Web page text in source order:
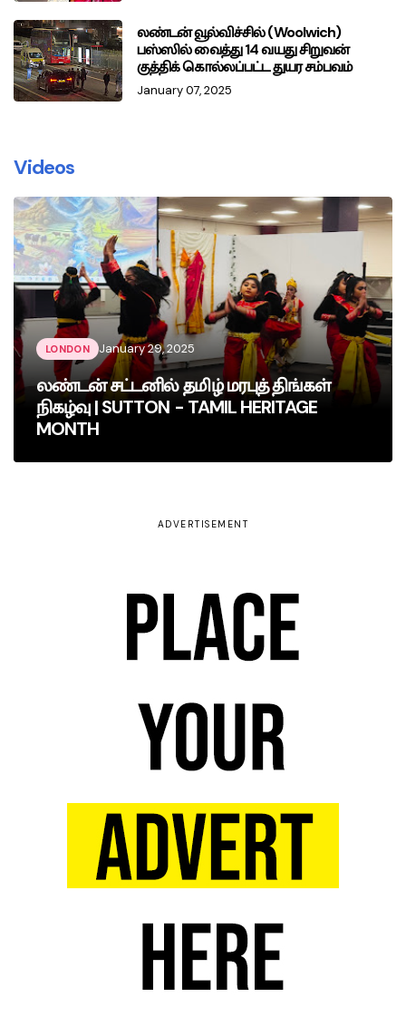
லண்டன் வூல்விச்சில் (Woolwich)
பஸ்ஸில் வைத்து 14 வயது சிறுவன்
குத்திக் கொல்லப்பட்ட துயர சம்பவம்
January 07, 2025
Videos
LONDON January 29, 2025
லண்டன் சட்டனில் தமிழ் மரபுத் திங்கள்
நிகழ்வு | SUTTON - TAMIL HERITAGE
MONTH
ADVERTISEMENT